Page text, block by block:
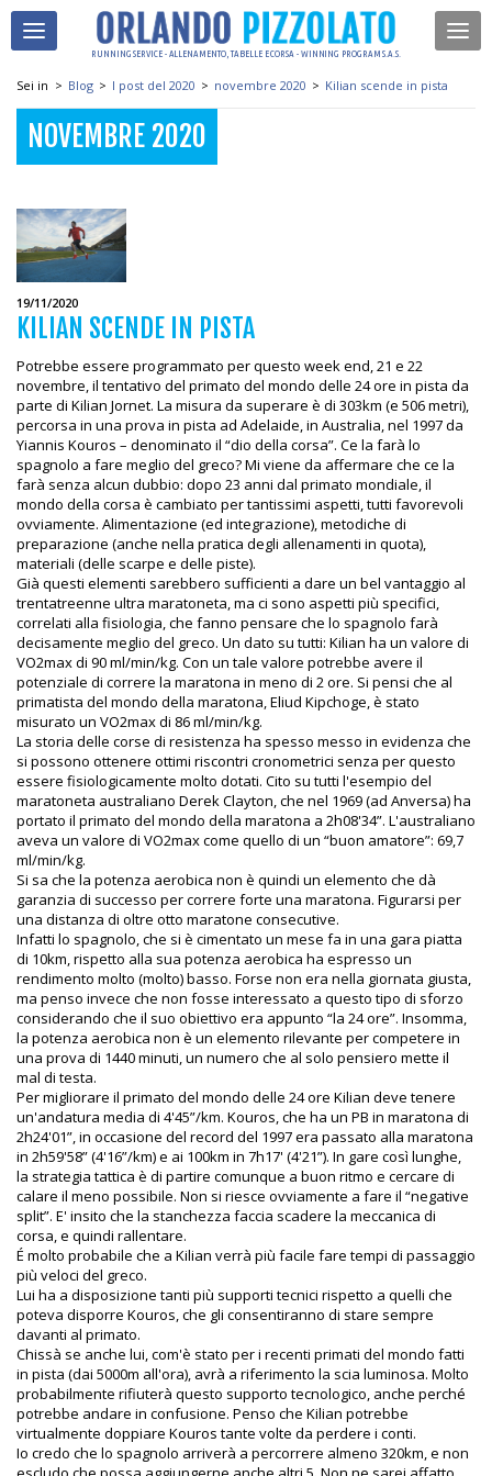
RUNNING SERVICE - ALLENAMENTO, TABELLE E CORSA - WINNING PROGRAM S.A.S.
Sei in > Blog > I post del 2020 > novembre 2020 > Kilian scende in pista
NOVEMBRE 2020
19/11/2020
KILIAN SCENDE IN PISTA
Potrebbe essere programmato per questo week end, 21 e 22
novembre, il tentativo del primato del mondo delle 24 ore in pista da
parte di Kilian Jornet. La misura da superare è di 303km (e 506 metri),
percorsa in una prova in pista ad Adelaide, in Australia, nel 1997 da
Yiannis Kouros – denominato il “dio della corsa”. Ce la farà lo
spagnolo a fare meglio del greco? Mi viene da affermare che ce la
farà senza alcun dubbio: dopo 23 anni dal primato mondiale, il
mondo della corsa è cambiato per tantissimi aspetti, tutti favorevoli
ovviamente. Alimentazione (ed integrazione), metodiche di
preparazione (anche nella pratica degli allenamenti in quota),
materiali (delle scarpe e delle piste).
Già questi elementi sarebbero sufficienti a dare un bel vantaggio al
trentatreenne ultra maratoneta, ma ci sono aspetti più specifici,
correlati alla fisiologia, che fanno pensare che lo spagnolo farà
decisamente meglio del greco. Un dato su tutti: Kilian ha un valore di
VO2max di 90 ml/min/kg. Con un tale valore potrebbe avere il
potenziale di correre la maratona in meno di 2 ore. Si pensi che al
primatista del mondo della maratona, Eliud Kipchoge, è stato
misurato un VO2max di 86 ml/min/kg.
La storia delle corse di resistenza ha spesso messo in evidenza che
si possono ottenere ottimi riscontri cronometrici senza per questo
essere fisiologicamente molto dotati. Cito su tutti l'esempio del
maratoneta australiano Derek Clayton, che nel 1969 (ad Anversa) ha
portato il primato del mondo della maratona a 2h08'34”. L'australiano
aveva un valore di VO2max come quello di un “buon amatore”: 69,7
ml/min/kg.
Si sa che la potenza aerobica non è quindi un elemento che dà
garanzia di successo per correre forte una maratona. Figurarsi per
una distanza di oltre otto maratone consecutive.
Infatti lo spagnolo, che si è cimentato un mese fa in una gara piatta
di 10km, rispetto alla sua potenza aerobica ha espresso un
rendimento molto (molto) basso. Forse non era nella giornata giusta,
ma penso invece che non fosse interessato a questo tipo di sforzo
considerando che il suo obiettivo era appunto “la 24 ore”. Insomma,
la potenza aerobica non è un elemento rilevante per competere in
una prova di 1440 minuti, un numero che al solo pensiero mette il
mal di testa.
Per migliorare il primato del mondo delle 24 ore Kilian deve tenere
un'andatura media di 4'45”/km. Kouros, che ha un PB in maratona di
2h24'01”, in occasione del record del 1997 era passato alla maratona
in 2h59'58” (4'16”/km) e ai 100km in 7h17' (4'21”). In gare così lunghe,
la strategia tattica è di partire comunque a buon ritmo e cercare di
calare il meno possibile. Non si riesce ovviamente a fare il “negative
split”. E' insito che la stanchezza faccia scadere la meccanica di
corsa, e quindi rallentare.
É molto probabile che a Kilian verrà più facile fare tempi di passaggio
più veloci del greco.
Lui ha a disposizione tanti più supporti tecnici rispetto a quelli che
poteva disporre Kouros, che gli consentiranno di stare sempre
davanti al primato.
Chissà se anche lui, com'è stato per i recenti primati del mondo fatti
in pista (dai 5000m all'ora), avrà a riferimento la scia luminosa. Molto
probabilmente rifiuterà questo supporto tecnologico, anche perché
potrebbe andare in confusione. Penso che Kilian potrebbe
virtualmente doppiare Kouros tante volte da perdere i conti.
Io credo che lo spagnolo arriverà a percorrere almeno 320km, e non